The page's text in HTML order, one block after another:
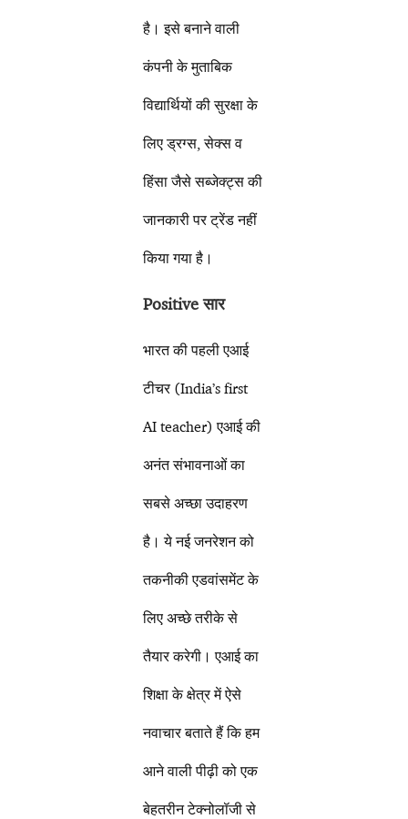
है। इसे बनाने वाली
कंपनी के मुताबिक
विद्यार्थियों की सुरक्षा के
लिए ड्रग्स, सेक्स व
हिंसा जैसे सब्जेक्ट्स की
जानकारी पर ट्रेंड नहीं
किया गया है।
Positive सार
भारत की पहली एआई
टीचर (India’s first
AI teacher) एआई की
अनंत संभावनाओं का
सबसे अच्छा उदाहरण
है। ये नई जनरेशन को
तकनीकी एडवांसमेंट के
लिए अच्छे तरीके से
तैयार करेगी। एआई का
शिक्षा के क्षेत्र में ऐसे
नवाचार बताते हैं कि हम
आने वाली पीढ़ी को एक
बेहतरीन टेक्नोलॉजी से